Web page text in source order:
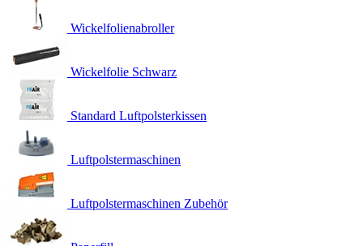
Wickelfolienabroller
Wickelfolie Schwarz
Standard Luftpolsterkissen
Luftpolstermaschinen
Luftpolstermaschinen Zubehör